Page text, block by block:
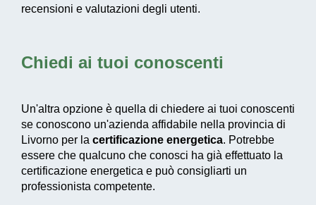
recensioni e valutazioni degli utenti.
Chiedi ai tuoi conoscenti
Un'altra opzione è quella di chiedere ai tuoi conoscenti
se conoscono un'azienda affidabile nella provincia di
Livorno per la certificazione energetica. Potrebbe
essere che qualcuno che conosci ha già effettuato la
certificazione energetica e può consigliarti un
professionista competente.